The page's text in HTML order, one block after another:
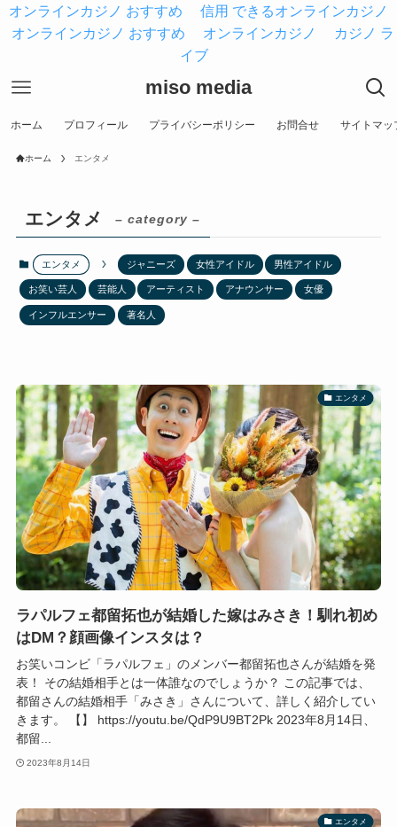
オンラインカジノ おすすめ
信用 できるオンラインカジノ
オンラインカジノ おすすめ
オンラインカジノ
カジノ ラ
イブ
miso media
ホーム プロフィール プライバシーポリシー お問合せ サイトマッ
ホーム エンタメ
エンタメ – category –
エンタメ ジャニーズ 女性アイドル 男性アイドル
お笑い芸人 芸能人 アーティスト アナウンサー 女優
インフルエンサー 著名人
エンタメ
ラパルフェ都留拓也が結婚した嫁はみさき！馴れ初め
はDM？顔画像インスタは？
お笑いコンビ「ラパルフェ」のメンバー都留拓也さんが結婚を発
表！ その結婚相手とは一体誰なのでしょうか？ この記事では、
都留さんの結婚相手「みさき」さんについて、詳しく紹介してい
きます。 【】 https://youtu.be/QdP9U9BT2Pk 2023年8月14日、
都留...
2023年8月14日
エンタメ